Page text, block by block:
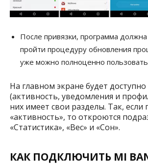
После привязки, программа
пройти процедуру обновления
уже можно полноценно
На главном экране будет
(активность, уведомления и
них имеет свои разделы. Так, если
«активность», то откроются
«Статистика», «Вес» и «Сон».
КАК ПОДКЛЮЧИТЬ MI